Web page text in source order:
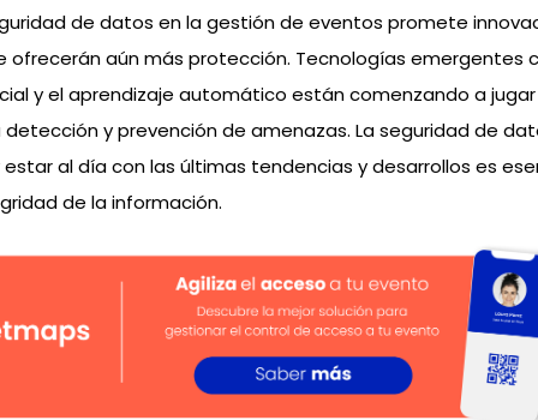
de datos en la gestión de eventos promete
ofrecerán aún más protección. Tecnologías emergentes
y el aprendizaje automático están comenzando a
y prevención de amenazas. La seguridad de
al día con las últimas tendencias y desarrollos es
de la información.